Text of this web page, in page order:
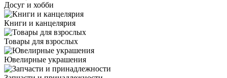
Досуг и хобби
Книги и канцелярия
Товары для взрослых
Ювелирные украшения